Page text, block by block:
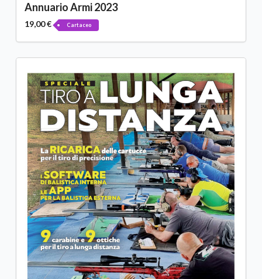
Annuario Armi 2023
19,00 € Cartaceo